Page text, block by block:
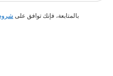
بالمتابعة، فإنك توافق على